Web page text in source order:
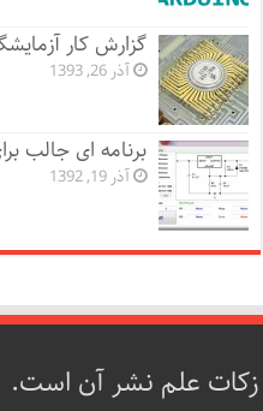
گزارش کار
آذر 26, 1393
برنامه ای جالب
آذر 19, 1392
زکات علم نشر آن است.